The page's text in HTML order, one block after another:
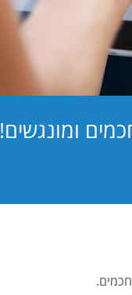
ומונגשים!